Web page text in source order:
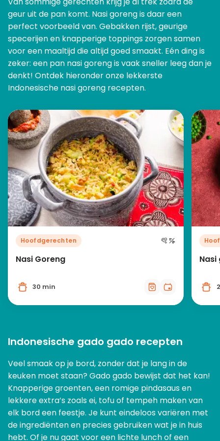
geur uit de pan komt. Nasi goreng is daar een
perfect voorbeeld van. Gebakken rijst, geurige
specerijen en knapperige toppings zorgen samen
voor een maaltijd die altijd goed smaakt. Eén ding is
zeker: een pan nasi goreng is vaak sneller leeg dan je
denkt! Ontdek hieronder onze lekkerste
Indonesische nasi goreng recepten.
Hoofdgerechten
Nasi Goreng
30 min
Indonesische gado gado recepten
Veel smaak op je bord, zonder dat je lang in de
keuken moet staan? Gado gado bewijst dat het kan!
Knapperige groenten, een romige pindasaus en
lekkere extra’s zoals ei, tofu of tempeh maken van
elk bord een feestje. Je kunt eindeloos variëren met
de ingrediënten en precies gebruiken wat je in huis
hebt. Of je nu gaat voor een lichte lunch of een